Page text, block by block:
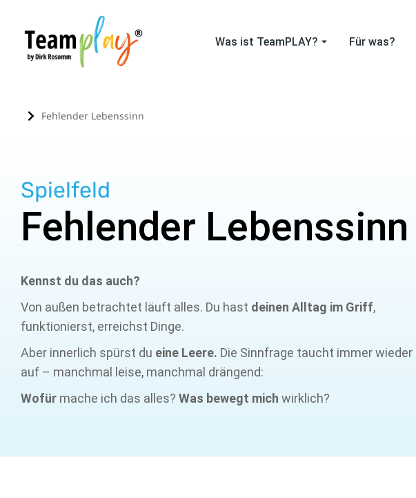
Was ist TeamPLAY? Für was?
Sie befinden sich hier:
Fehlender Lebenssinn
Spielfeld
Fehlender Lebenssinn
Kennst du das auch?
Von außen betrachtet läuft alles. Du hast deinen Alltag im Griff,
funktionierst, erreichst Dinge.
Aber innerlich spürst du eine Leere. Die Sinnfrage taucht immer wieder
auf – manchmal leise, manchmal drängend:
Wofür mache ich das alles? Was bewegt mich wirklich?